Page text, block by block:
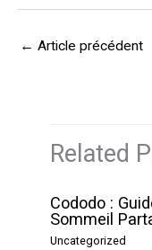
← Article précédent
Related
Cododo :
Sommeil
Uncategorized